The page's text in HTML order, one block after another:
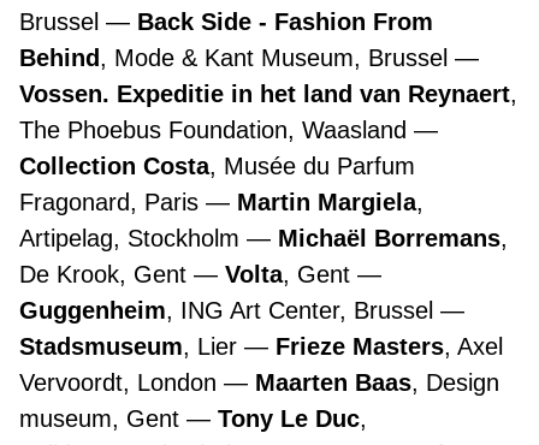
Brussel
Back Side - Fashion From
Behind, Mode & Kant Museum, Brussel
Vossen. Expeditie in het land van Reynaert,
The Phoebus Foundation, Waasland
Collection Costa, Musée du Parfum
Fragonard, Paris
Martin Margiela,
Artipelag, Stockholm
Michaël Borremans,
De Krook, Gent
Volta, Gent
Guggenheim, ING Art Center, Brussel
Stadsmuseum, Lier Frieze Masters, Axel
Vervoordt, London
Maarten Baas, Design
museum, Gent
Tony Le Duc,